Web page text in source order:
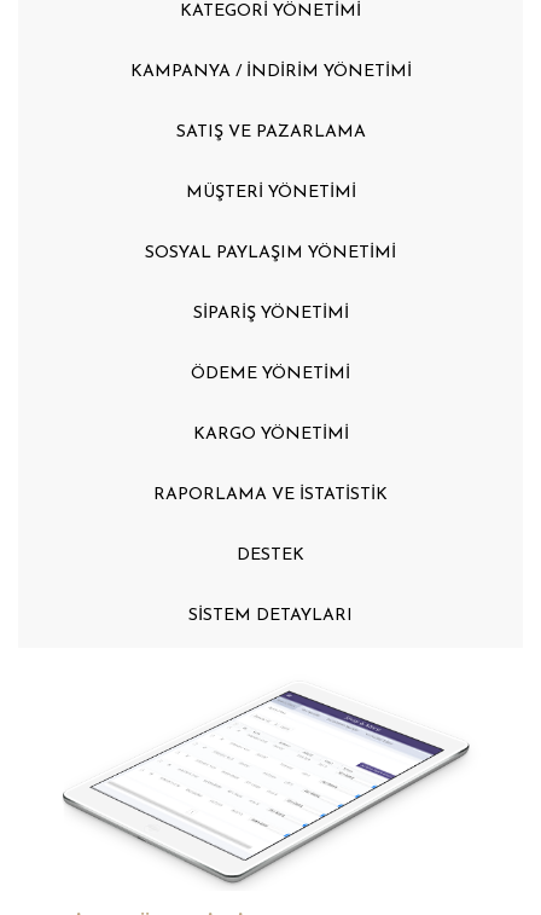
KATEGORİ YÖNETİMİ
KAMPANYA / İNDİRİM YÖNETİMİ
SATIŞ VE PAZARLAMA
MÜŞTERİ YÖNETİMİ
SOSYAL PAYLAŞIM YÖNETİMİ
SİPARİŞ YÖNETİMİ
ÖDEME YÖNETİMİ
KARGO YÖNETİMİ
RAPORLAMA VE İSTATİSTİK
DESTEK
SİSTEM DETAYLARI